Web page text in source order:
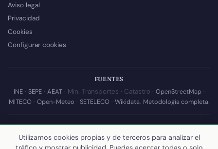
Aviso legal
Privacidad
Cookies
Configurar cookies
FUENTES
INE· SEPE· AEAT· Min. Transportes · Catastro · OpenStreetMap·
MITECO· Open-Meteo · SETELECO· Wikidata. Metodología completa.
© 2026 Callejear.com — Directorio municipal de España con datos
abiertos. Desarrollado y mantenido porYoel Castaño.
Utilizamos cookies propias y de terceros para analizar el